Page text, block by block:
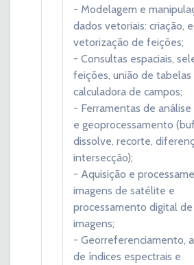
- Modelagem e
dados vetoriais: criação,
vetorização de feições;
- Consultas espaciais,
feições, união de tabelas
calculadora de campos;
- Ferramentas de análise
e geoprocessamento
dissolve, recorte,
intersecção);
- Aquisição e
imagens de satélite e
processamento digital de
imagens;
- Georreferenciamento,
de índices espectrais e